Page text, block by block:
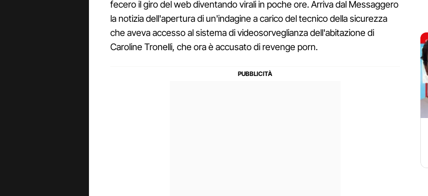
fecero il giro del web diventando virali in poche ore. Arriva dal Messaggero
la notizia dell'apertura di un'indagine a carico del tecnico della sicurezza
che aveva accesso al sistema di videosorveglianza dell'abitazione di
Caroline Tronelli, che ora è accusato di revenge porn.